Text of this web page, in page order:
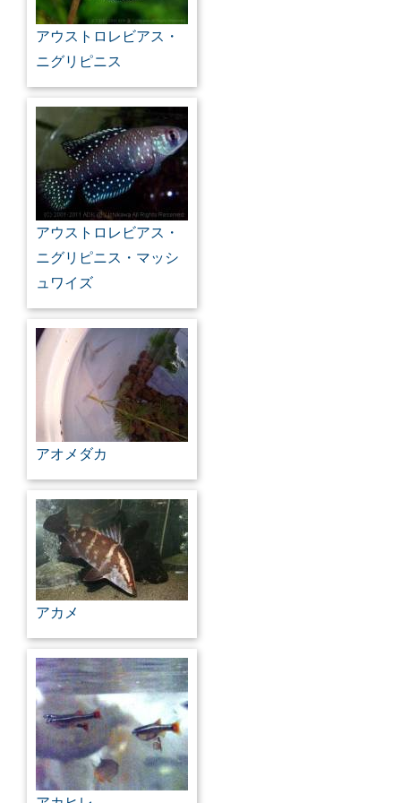
アウストロレビアス・
ニグリピニス
アウストロレビアス・
ニグリピニス・マッシ
ュワイズ
アオメダカ
アカメ